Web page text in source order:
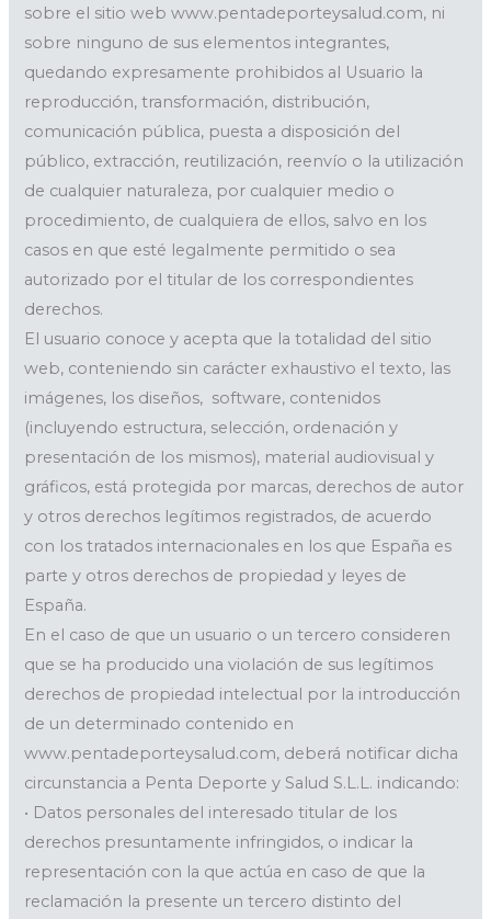
sobre el sitio web www.pentadeporteysalud.com, ni
sobre ninguno de sus elementos integrantes,
quedando expresamente prohibidos al Usuario la
reproducción, transformación, distribución,
comunicación pública, puesta a disposición del
público, extracción, reutilización, reenvío o la utilización
de cualquier naturaleza, por cualquier medio o
procedimiento, de cualquiera de ellos, salvo en los
casos en que esté legalmente permitido o sea
autorizado por el titular de los correspondientes
derechos.
El usuario conoce y acepta que la totalidad del sitio
web, conteniendo sin carácter exhaustivo el texto, las
imágenes, los diseños, software, contenidos
(incluyendo estructura, selección, ordenación y
presentación de los mismos), material audiovisual y
gráficos, está protegida por marcas, derechos de autor
y otros derechos legítimos registrados, de acuerdo
con los tratados internacionales en los que España es
parte y otros derechos de propiedad y leyes de
España.
En el caso de que un usuario o un tercero consideren
que se ha producido una violación de sus legítimos
derechos de propiedad intelectual por la introducción
de un determinado contenido en
www.pentadeporteysalud.com, deberá notificar dicha
circunstancia a Penta Deporte y Salud S.L.L. indicando:
• Datos personales del interesado titular de los
derechos presuntamente infringidos, o indicar la
representación con la que actúa en caso de que la
reclamación la presente un tercero distinto del